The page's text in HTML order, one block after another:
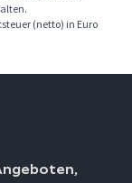
(netto) in Euro